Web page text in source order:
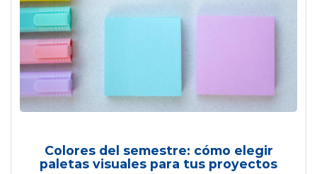
Colores del semestre: cómo elegir
paletas visuales para tus proyectos